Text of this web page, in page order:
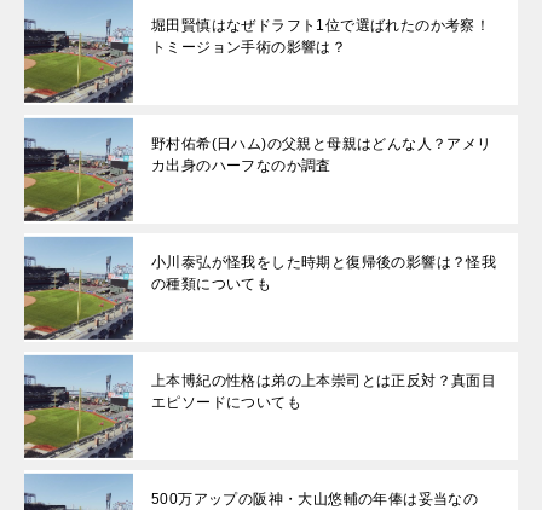
堀田賢慎はなぜドラフト1位で選ばれたのか考察！
トミージョン手術の影響は？
野村佑希(日ハム)の父親と母親はどんな人？アメリ
カ出身のハーフなのか調査
小川泰弘が怪我をした時期と復帰後の影響は？怪我
の種類についても
上本博紀の性格は弟の上本崇司とは正反対？真面目
エピソードについても
500万アップの阪神・大山悠輔の年俸は妥当なの